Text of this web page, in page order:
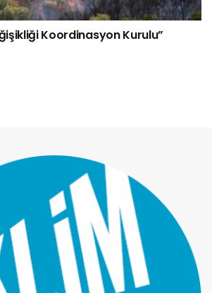
Koordinasyon Kurulu”